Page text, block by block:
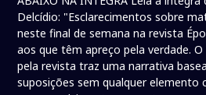
Delcídio: "Esclarecimentos sobre
neste final de semana na revista
aos que têm apreço pela verdade.
pela revista traz uma narrativa
suposições sem qualquer elemento